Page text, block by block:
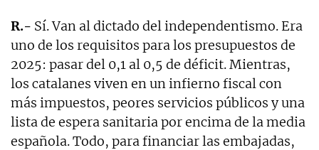
R.- Sí. Van al dictado del independentismo. Era
uno de los requisitos para los presupuestos de
2025: pasar del 0,1 al 0,5 de déficit. Mientras,
los catalanes viven en un infierno fiscal con
más impuestos, peores servicios públicos y una
lista de espera sanitaria por encima de la media
española. Todo, para financiar las embajadas,